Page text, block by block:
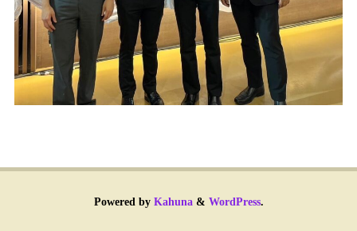
Powered byKahuna& WordPress.